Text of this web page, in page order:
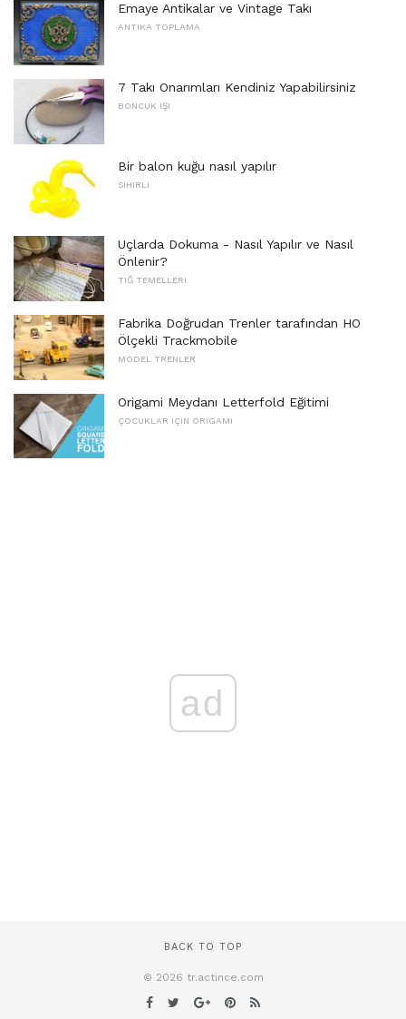
Emaye Antikalar ve Vintage Takı
ANTIKA TOPLAMA
7 Takı Onarımları Kendiniz Yapabilirsiniz
BONCUK IŞI
Bir balon kuğu nasıl yapılır
SIHIRLI
Uçlarda Dokuma - Nasıl Yapılır ve Nasıl
Önlenir?
TIĞ TEMELLERI
Fabrika Doğrudan Trenler tarafından HO
Ölçekli Trackmobile
MODEL TRENLER
Origami Meydanı Letterfold Eğitimi
ÇOCUKLAR IÇIN ORIGAMI
ad
BACK TO TOP
© 2026 tr.actince.com